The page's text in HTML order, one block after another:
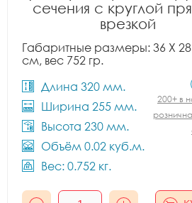
сечения с круглой
врезкой
Габаритные размеры: 36 X
см, вес 752 гр.
Длина 320 мм.
Ширина 255 мм.
Высота 230 мм.
Объём 0.02 куб.м.
Вес: 0.752 кг.
200+ в